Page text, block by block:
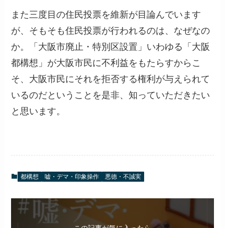
また三度目の住民投票を維新が目論んでいます
が、そもそも住民投票が行われるのは、なぜなの
か。「大阪市廃止・特別区設置」いわゆる「大阪
都構想」が大阪市民に不利益をもたらすからこ
そ、大阪市民にそれを拒否する権利が与えられて
いるのだということを是非、知っていただきたい
と思います。
都構想 嘘・デマ・印象操作 悪徳・不誠実